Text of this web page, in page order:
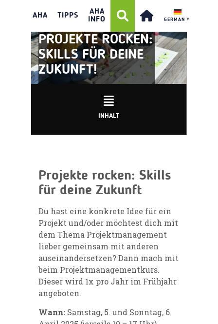
AHA TIPPS
AHA
INFO
GERMAN ▼
PROJEKTE ROCKEN:
SKILLS FÜR DEINE
ZUKUNFT!
INHALT
Projekte rocken: Skills
für deine Zukunft
Du hast eine konkrete Idee für ein
Projekt und/oder möchtest dich mit
dem Thema Projektmanagement
lieber gemeinsam mit anderen
auseinandersetzen? Dann mach mit
beim Projektmanagementkurs.
Dieser wird 1x pro Jahr im Frühjahr
angeboten.
Wann: Samstag, 5. und Sonntag, 6.